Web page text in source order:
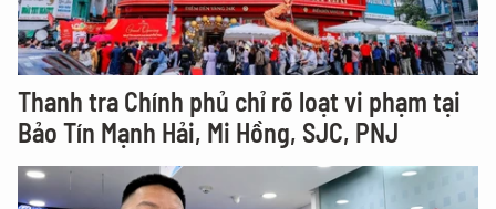
Thanh tra Chính phủ chỉ rõ loạt vi phạm tại
Bảo Tín Mạnh Hải, Mi Hồng, SJC, PNJ